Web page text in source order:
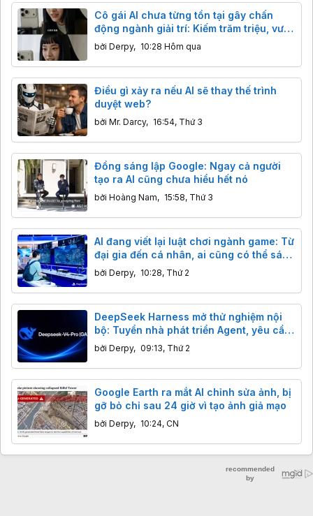
Cô gái AI chưa từng tồn tại gây chấn
động ngành giải trí: Kiếm trăm triệu, vượt
mặt sao thật
bởi Derpy, 10:28 Hôm qua
Điều gì xảy ra nếu AI sẽ thay thế trình
duyệt web?
bởi Mr. Darcy, 16:54, Thứ 3
Đồng sáng lập Google: Ngay cả người
tạo ra AI cũng chưa hiểu hết nó
bởi Hoàng Nam, 15:58, Thứ 3
AI đang viết lại luật chơi ngành game: Từ
đại gia đến cá nhân, ai cũng có thể sáng
tạo
bởi Derpy, 10:28, Thứ 2
DeepSeek Harness mở thử nghiệm nội
bộ: Tuyển nhà phát triển Agent, yêu cầu
bảo mật nghiêm ngặt
bởi Derpy, 09:13, Thứ 2
Google Earth ra mắt AI chỉnh sửa ảnh, bị
gỡ bỏ chỉ sau 24 giờ vì tạo ảnh giả mạo
bởi Derpy, 10:24, CN